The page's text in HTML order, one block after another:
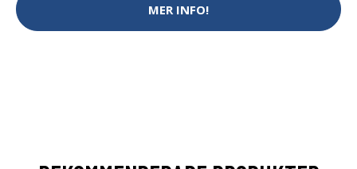
MER INFO!